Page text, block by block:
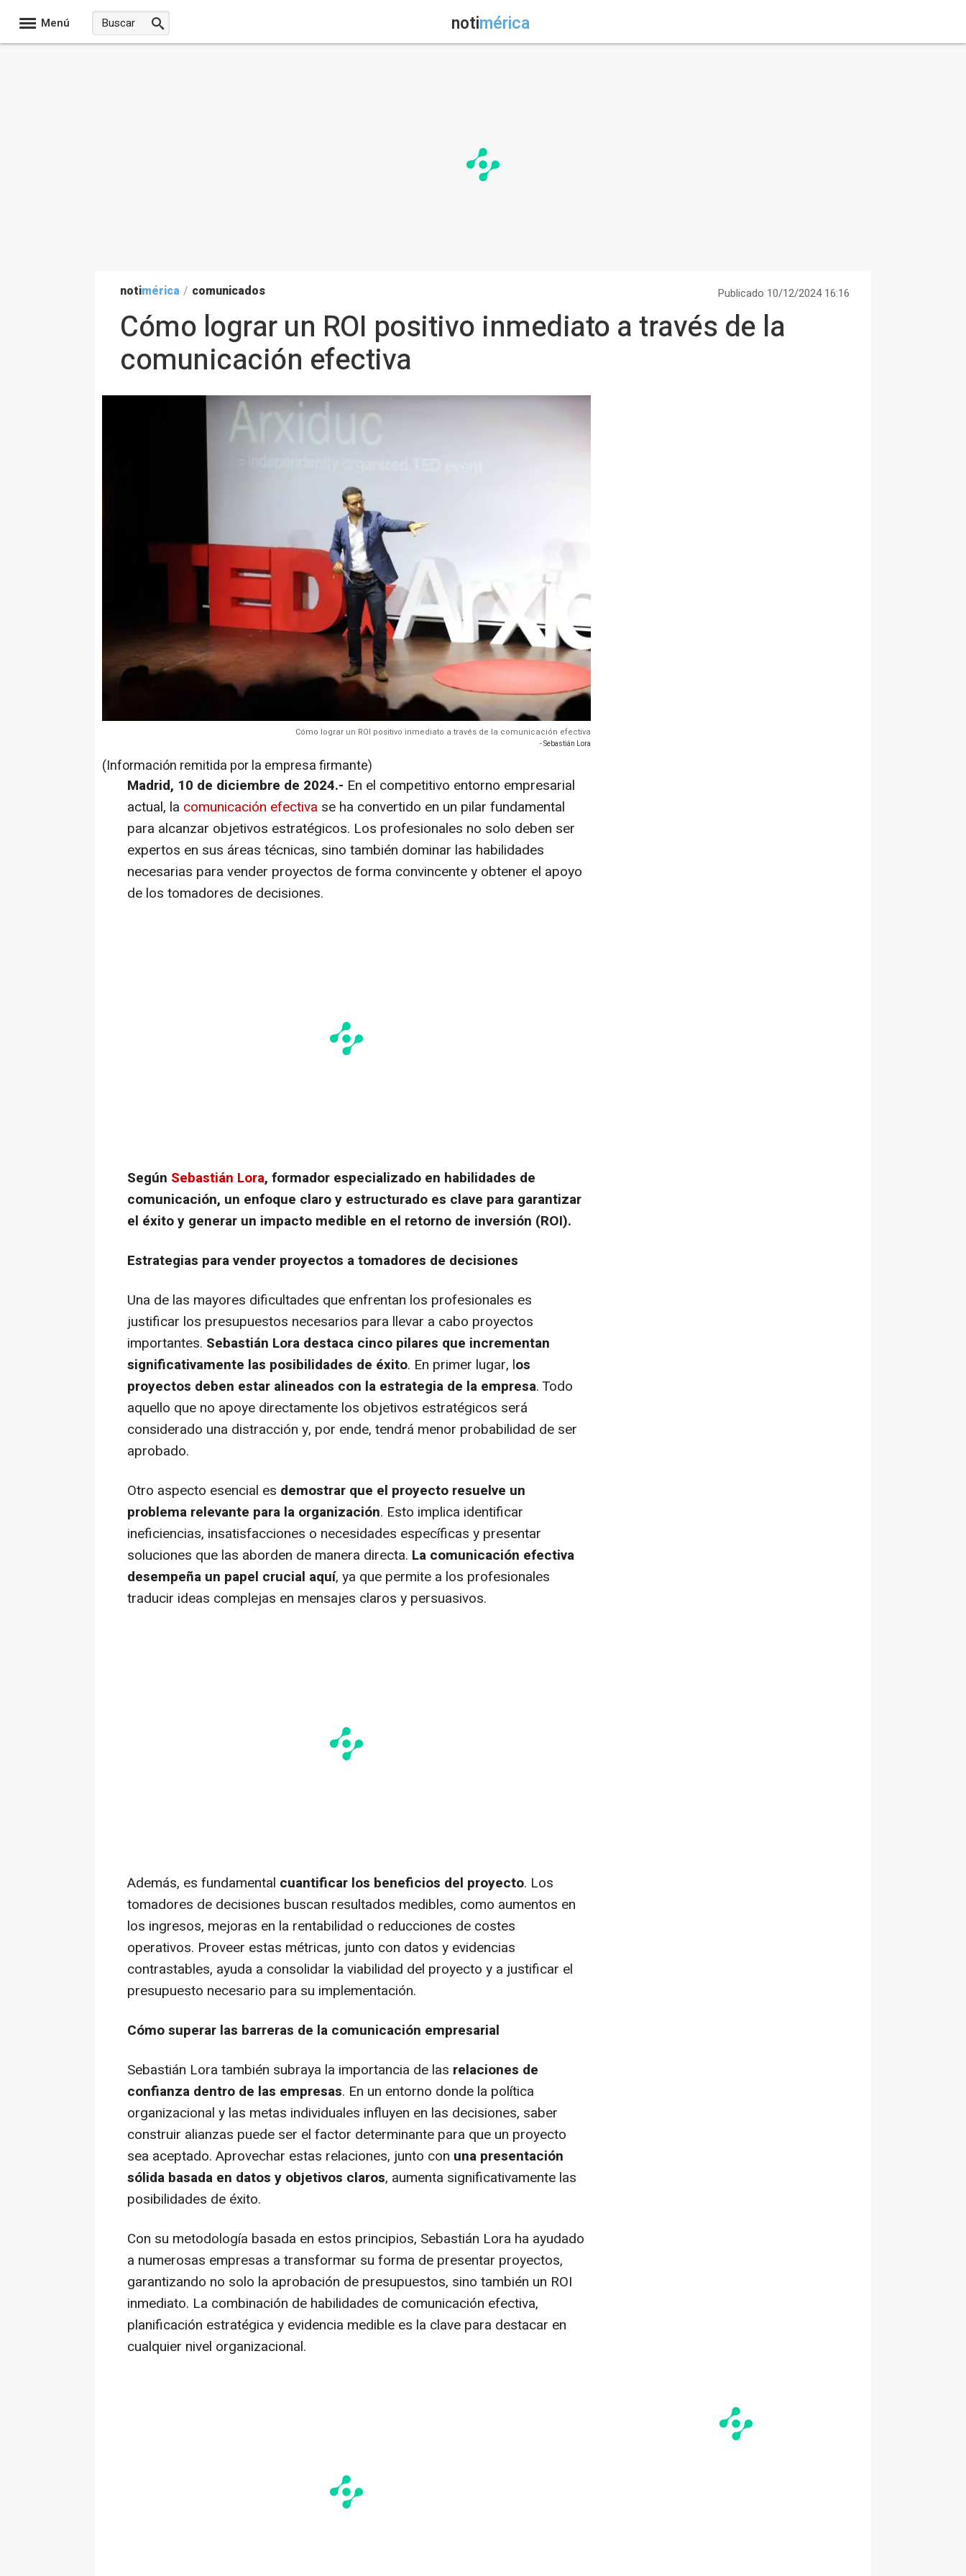
Menú notimérica
notimérica / comunicados Publicado 10/12/2024 16:16
Cómo lograr un ROI positivo inmediato a través de la
comunicación efectiva
Cómo lograr un ROI positivo inmediato a través de la comunicación efectiva
- Sebastián Lora
(Información remitida por la empresa firmante)
Madrid, 10 de diciembre de 2024.- En el competitivo entorno empresarial
actual, la comunicación efectiva se ha convertido en un pilar fundamental
para alcanzar objetivos estratégicos. Los profesionales no solo deben ser
expertos en sus áreas técnicas, sino también dominar las habilidades
necesarias para vender proyectos de forma convincente y obtener el apoyo
de los tomadores de decisiones.
Según Sebastián Lora, formador especializado en habilidades de
comunicación, un enfoque claro y estructurado es clave para garantizar
el éxito y generar un impacto medible en el retorno de inversión (ROI).
Estrategias para vender proyectos a tomadores de decisiones
Una de las mayores dificultades que enfrentan los profesionales es
justificar los presupuestos necesarios para llevar a cabo proyectos
importantes. Sebastián Lora destaca cinco pilares que incrementan
significativamente las posibilidades de éxito. En primer lugar, los
proyectos deben estar alineados con la estrategia de la empresa. Todo
aquello que no apoye directamente los objetivos estratégicos será
considerado una distracción y, por ende, tendrá menor probabilidad de ser
aprobado.
Otro aspecto esencial es demostrar que el proyecto resuelve un
problema relevante para la organización. Esto implica identificar
ineficiencias, insatisfacciones o necesidades específicas y presentar
soluciones que las aborden de manera directa. La comunicación efectiva
desempeña un papel crucial aquí, ya que permite a los profesionales
traducir ideas complejas en mensajes claros y persuasivos.
Además, es fundamental cuantificar los beneficios del proyecto. Los
tomadores de decisiones buscan resultados medibles, como aumentos en
los ingresos, mejoras en la rentabilidad o reducciones de costes
operativos. Proveer estas métricas, junto con datos y evidencias
contrastables, ayuda a consolidar la viabilidad del proyecto y a justificar el
presupuesto necesario para su implementación.
Cómo superar las barreras de la comunicación empresarial
Sebastián Lora también subraya la importancia de las relaciones de
confianza dentro de las empresas. En un entorno donde la política
organizacional y las metas individuales influyen en las decisiones, saber
construir alianzas puede ser el factor determinante para que un proyecto
sea aceptado. Aprovechar estas relaciones, junto con una presentación
sólida basada en datos y objetivos claros, aumenta significativamente las
posibilidades de éxito.
Con su metodología basada en estos principios, Sebastián Lora ha ayudado
a numerosas empresas a transformar su forma de presentar proyectos,
garantizando no solo la aprobación de presupuestos, sino también un ROI
inmediato. La combinación de habilidades de comunicación efectiva,
planificación estratégica y evidencia medible es la clave para destacar en
cualquier nivel organizacional.